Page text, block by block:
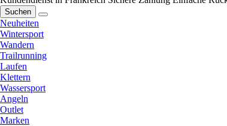
Suchen
Neuheiten
Wintersport
Wandern
Trailrunning
Laufen
Klettern
Wassersport
Angeln
Outlet
Marken